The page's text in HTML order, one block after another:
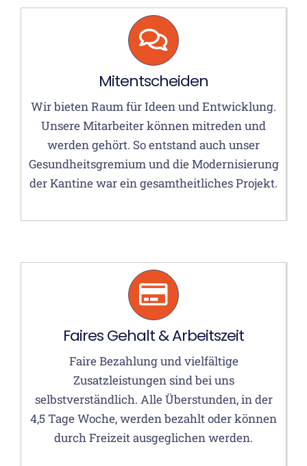
Mitentscheiden
Wir bieten Raum für Ideen und Entwicklung.
Unsere Mitarbeiter können mitreden und
werden gehört. So entstand auch unser
Gesundheitsgremium und die Modernisierung
der Kantine war ein gesamtheitliches Projekt.
Faires Gehalt & Arbeitszeit
Faire Bezahlung und vielfältige
Zusatzleistungen sind bei uns
selbstverständlich. Alle Überstunden, in der
4,5 Tage Woche, werden bezahlt oder können
durch Freizeit ausgeglichen werden.